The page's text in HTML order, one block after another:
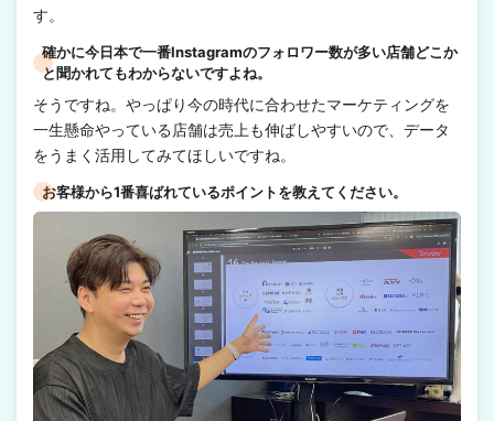
す。
確かに今日本で一番Instagramのフォロワー数が多い店舗どこか
と聞かれてもわからないですよね。
そうですね。やっぱり今の時代に合わせたマーケティングを
一生懸命やっている店舗は売上も伸ばしやすいので、データ
をうまく活用してみてほしいですね。
お客様から1番喜ばれているポイントを教えてください。